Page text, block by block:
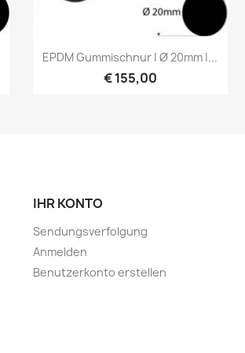
Vorschau
EPDM Gummischnur | Ø 20mm |...
€ 155,00
IHR KONTO
Sendungsverfolgung
Anmelden
Benutzerkonto erstellen